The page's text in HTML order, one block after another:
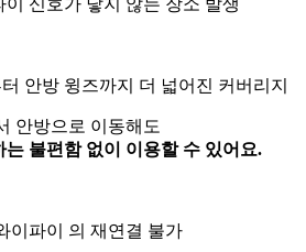
안방으로 이동해도
불편함 없이 이용할 수 있어요.